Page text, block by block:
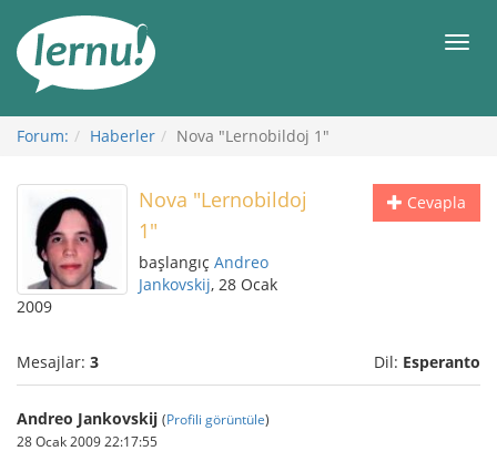
Görüntüleme
Forum: Haberler Nova "Lernobildoj 1"
Cevapla
Nova "Lernobildoj
1"
başlangıç Andreo
Jankovskij, 28 Ocak
2009
Mesajlar: 3 Dil: Esperanto
Andreo Jankovskij (Profili görüntüle)
28 Ocak 2009 22:17:55